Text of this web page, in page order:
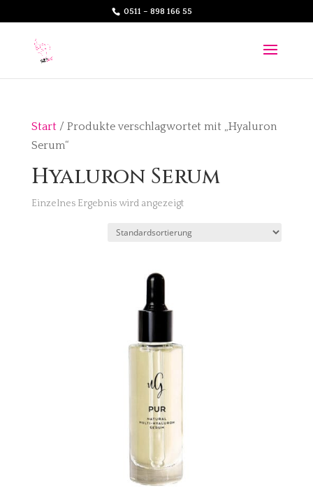
0511 – 898 166 55
Start/ Produkte verschlagwortet mit „Hyaluron
Serum“
Hyaluron Serum
Einzelnes Ergebnis wird angezeigt